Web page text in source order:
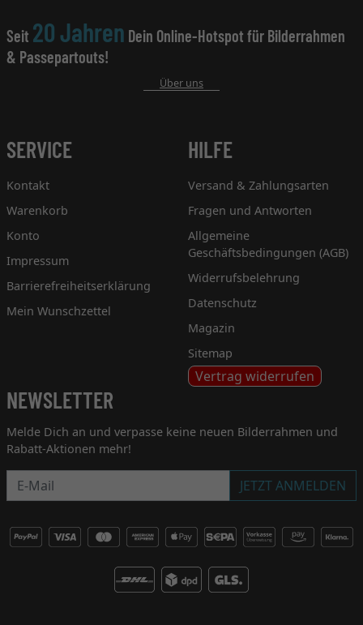
Seit 20 Jahren Dein Online-Hotspot für Bilderrahmen
& Passepartouts!
Über uns
SERVICE
Kontakt
Warenkorb
Konto
Impressum
Barrierefreiheitserklärung
Mein Wunschzettel
HILFE
Versand & Zahlungsarten
Fragen und Antworten
Allgemeine
Geschäftsbedingungen (AGB)
Widerrufsbelehrung
Datenschutz
Magazin
Sitemap
Vertrag widerrufen
NEWSLETTER
Melde Dich an und verpasse keine neuen Bilderrahmen und
Rabatt-Aktionen mehr!
Newsletter
JETZT ANMELDEN